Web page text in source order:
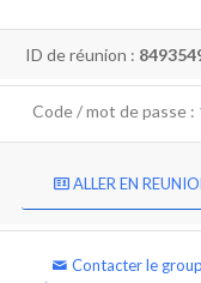
ID de réunion :
Code / mot de passe :
ALLER EN
Contacter le